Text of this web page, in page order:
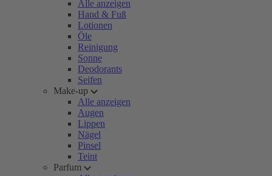
Alle anzeigen
Hand & Fuß
Lotionen
Öle
Reinigung
Sonne
Deodorants
Seifen
Make-up
Alle anzeigen
Augen
Lippen
Nägel
Pinsel
Teint
Parfum